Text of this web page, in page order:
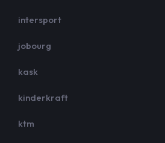
intersport
jobourg
kask
kinderkraft
ktm